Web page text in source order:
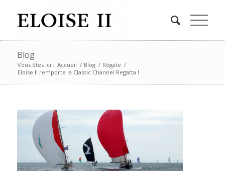
Blog
Vous êtes ici : Accueil / Blog / Régate /
Eloise II remporte la Classic Channel Regatta !